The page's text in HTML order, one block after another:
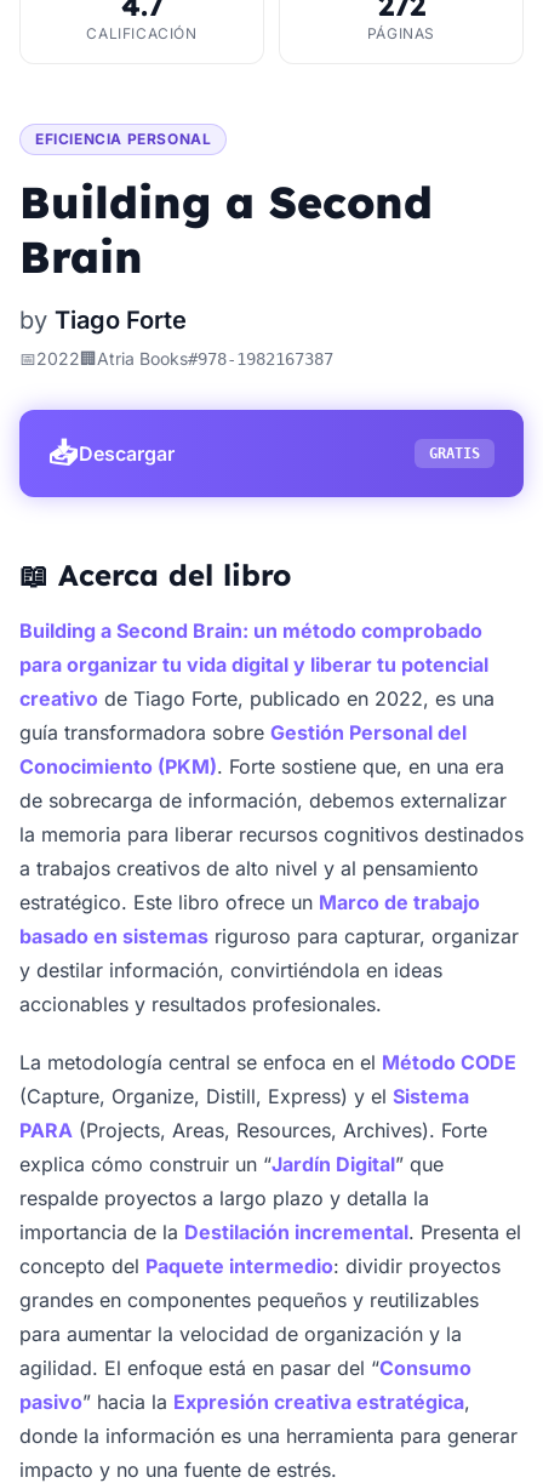
CALIFICACIÓN PÁGINAS
EFICIENCIA PERSONAL
Building a Second
Brain
by Tiago Forte
📅2022🏢Atria Books#978-1982167387
📥Descargar GRATIS
📖 Acerca del libro
Building a Second Brain: un método comprobado
para organizar tu vida digital y liberar tu potencial
creativo de Tiago Forte, publicado en 2022, es una
guía transformadora sobre Gestión Personal del
Conocimiento (PKM). Forte sostiene que, en una era
de sobrecarga de información, debemos externalizar
la memoria para liberar recursos cognitivos destinados
a trabajos creativos de alto nivel y al pensamiento
estratégico. Este libro ofrece un Marco de trabajo
basado en sistemas riguroso para capturar, organizar
y destilar información, convirtiéndola en ideas
accionables y resultados profesionales.
La metodología central se enfoca en el Método CODE
(Capture, Organize, Distill, Express) y el Sistema
PARA (Projects, Areas, Resources, Archives). Forte
explica cómo construir un “Jardín Digital” que
respalde proyectos a largo plazo y detalla la
importancia de la Destilación incremental. Presenta el
concepto del Paquete intermedio: dividir proyectos
grandes en componentes pequeños y reutilizables
para aumentar la velocidad de organización y la
agilidad. El enfoque está en pasar del “Consumo
pasivo” hacia la Expresión creativa estratégica,
donde la información es una herramienta para generar
impacto y no una fuente de estrés.